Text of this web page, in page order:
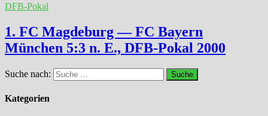
DFB-Pokal
1. FC Magdeburg — FC Bayern
München 5:3 n. E., DFB-Pokal 2000
Suche nach:
Kategorien